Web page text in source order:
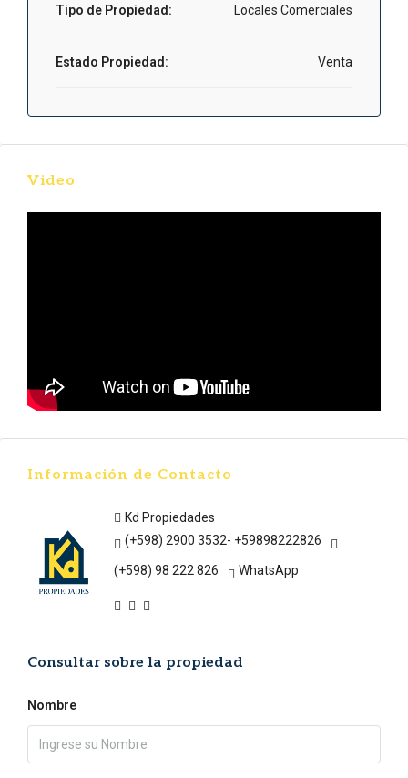
Tipo de Propiedad: Locales Comerciales
Estado Propiedad: Venta
Video
Información de Contacto
Kd Propiedades
(+598) 2900 3532- +59898222826
(+598) 98 222 826 WhatsApp
Consultar sobre la propiedad
Nombre